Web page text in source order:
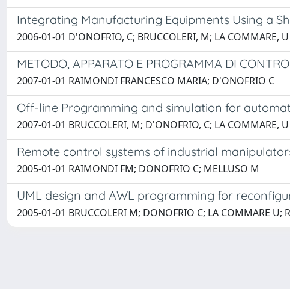
Integrating Manufacturing Equipments Using a
2006-01-01 D'ONOFRIO, C; BRUCCOLERI, M; LA COMMARE, U
METODO, APPARATO E PROGRAMMA DI
2007-01-01 RAIMONDI FRANCESCO MARIA; D'ONOFRIO C
Off-line Programming and simulation for
2007-01-01 BRUCCOLERI, M; D'ONOFRIO, C; LA COMMARE, U
Remote control systems of industrial
2005-01-01 RAIMONDI FM; DONOFRIO C; MELLUSO M
UML design and AWL programming for
2005-01-01 BRUCCOLERI M; DONOFRIO C; LA COMMARE U;